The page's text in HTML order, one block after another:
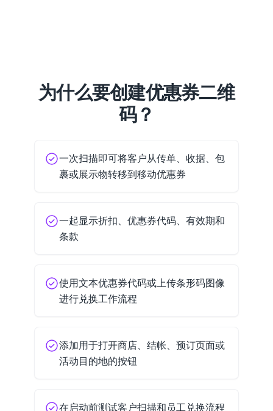
为什么要创建优惠券二维
码？
一次扫描即可将客户从传单、收据、包
裹或展示物转移到移动优惠券
一起显示折扣、优惠券代码、有效期和
条款
使用文本优惠券代码或上传条形码图像
进行兑换工作流程
添加用于打开商店、结帐、预订页面或
活动目的地的按钮
在启动前测试客户扫描和员工兑换流程